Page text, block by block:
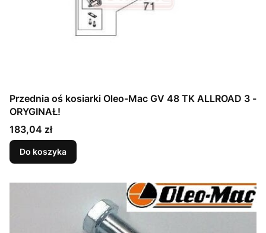
Przednia oś kosiarki Oleo-Mac GV 48 TK ALLROAD 3 -
ORYGINAŁ!
Cena
183,04 zł
Do koszyka